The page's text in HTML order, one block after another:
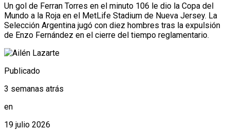
Un gol de Ferran Torres en el minuto 106 le dio la Copa del
Mundo a la Roja en el MetLife Stadium de Nueva Jersey. La
Selección Argentina jugó con diez hombres tras la expulsión
de Enzo Fernández en el cierre del tiempo reglamentario.
Publicado
3 semanas atrás
en
19 julio 2026